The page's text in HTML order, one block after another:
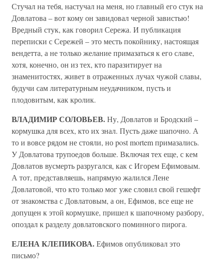
Стучал на тебя, настучал на меня, но главный его стук на
Довлатова – вот кому он завидовал черной завистью!
Вредный стук, как говорил Сережа. И публикация
переписки с Сережей – это месть покойнику, настоящая
вендетта, а не только желание примазаться к его славе,
хотя, конечно, он из тех, кто паразитирует на
знаменитостях, живет в отраженных лучах чужой славы,
будучи сам литературным неудачником, пусть и
плодовитым, как кролик.
ВЛАДИМИР СОЛОВЬЕВ.Ну, Довлатов и Бродский –
кормушка для всех, кто их знал. Пусть даже шапочно. А
то и вовсе рядом не стояли, но post mortem примазались.
У Довлатова трупоедов больше. Включая тех еще, с кем
Довлатов вусмерть разругался, как с Игорем Ефимовым.
А тот, представляешь, напрямую жалился Лене
Довлатовой, что кто только мог уже словил свой гешефт
от знакомства с Довлатовым, а он, Ефимов, все еще не
допущен к этой кормушке, пришел к шапочному разбору,
опоздал к разделу довлатовского поминного пирога.
ЕЛЕНА КЛЕПИКОВА.Ефимов опубликовал это
письмо?